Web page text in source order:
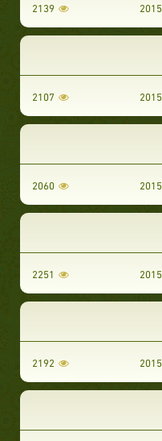
2139
2107
2060
2251
2192